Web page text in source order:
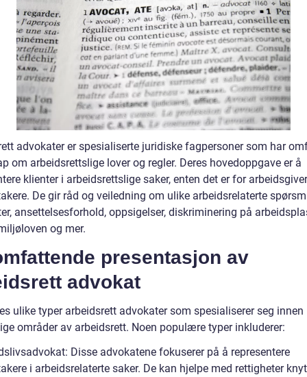
advokater er spesialiserte juridiske fagpersoner som har
om arbeidsrettslige lover og regler. Deres hovedoppgave er å
klienter i arbeidsrettslige saker, enten det er for
De gir råd og veiledning om ulike arbeidsrelaterte
ansettelsesforhold, oppsigelser, diskriminering på
og mer.
presentasjon av
advokat
ulike typer arbeidsrett advokater som spesialiserer seg innen
områder av arbeidsrett. Noen populære typer inkluderer:
Disse advokatene fokuserer på å representere
i arbeidsrelaterte saker. De kan hjelpe med rettigheter